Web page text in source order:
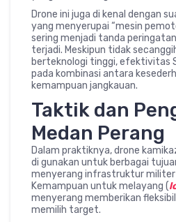
Drone ini juga di kenal dengan
yang menyerupai “mesin
sering menjadi tanda
terjadi. Meskipun tidak
berteknologi tinggi, efektivitas
pada kombinasi antara
kemampuan jangkauan.
Taktik dan
Medan Perang
Dalam praktiknya, drone
di gunakan untuk berbagai
menyerang infrastruktur militer
Kemampuan untuk melayang (
menyerang memberikan
memilih target.